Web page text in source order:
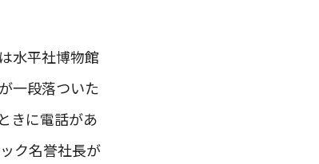
水平社博物館
一段落ついた
きに電話があ
ク名誉社長が